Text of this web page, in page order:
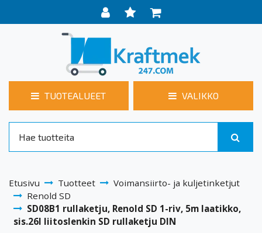
TUOTEALUEET VALIKKO
Etusivu Tuotteet
Voimansiirto- ja kuljetinketjut
Renold SD
SD08B1 rullaketju, Renold SD 1-riv, 5m laatikko,
sis.26I liitoslenkin SD rullaketju DIN